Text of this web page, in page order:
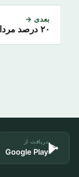
بعدی →
۲۰ درصد مردان عرب عمل جراحی زیبایی انجام می دهند
دریافت از
Google Play